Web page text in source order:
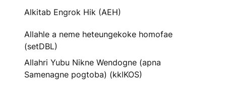
Alkitab Engrok Hik (AEH)
Allahle a neme heteungekoke homofae
(setDBL)
Allahri Yubu Nikne Wendogne (apna
Samenagne pogtoba) (kklKOS)